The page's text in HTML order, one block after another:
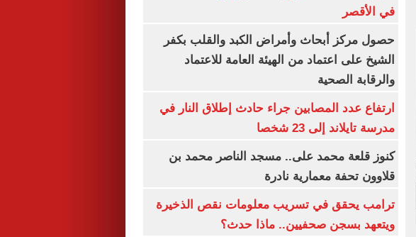
في الأقصر
حصول مركز أبحاث وأمراض الكبد والقلب بكفر
الشيخ على اعتماد من الهيئة العامة للاعتماد
والرقابة الصحية
ارتفاع عدد المصابين جراء حادث إطلاق النار في
مدرسة تايلاند إلى 23 شخصا
كنوز قلعة محمد على.. مسجد الناصر محمد بن
قلاوون تحفة معمارية نادرة
ترامب يحقق في تسريب معلومات نقص الذخيرة
ويتعهد بسجن صحفيين.. ماذا حدث؟